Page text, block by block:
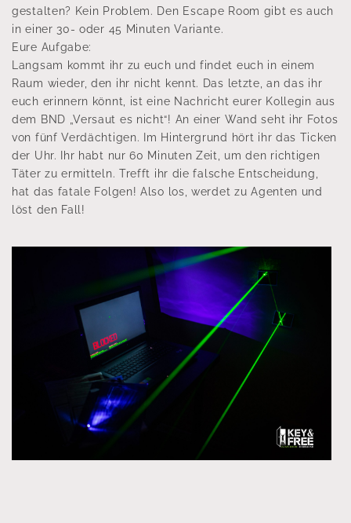
gestalten? Kein Problem. Den Escape Room gibt es auch
in einer 30- oder 45 Minuten Variante.
Eure Aufgabe:
Langsam kommt ihr zu euch und findet euch in einem
Raum wieder, den ihr nicht kennt. Das letzte, an das ihr
euch erinnern könnt, ist eine Nachricht eurer Kollegin aus
dem BND „Versaut es nicht“! An einer Wand seht ihr Fotos
von fünf Verdächtigen. Im Hintergrund hört ihr das Ticken
der Uhr. Ihr habt nur 60 Minuten Zeit, um den richtigen
Täter zu ermitteln. Trefft ihr die falsche Entscheidung,
hat das fatale Folgen! Also los, werdet zu Agenten und
löst den Fall!